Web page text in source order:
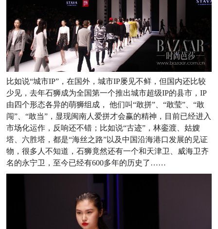
比如说“城市IP”，在国外，城市IP屡见不鲜，但国内还比较
少见，去年石狮成为全国第一个推出城市超级IP的县市，IP
由四个形态各异的萌狮组成， 他们叫“敢拼”、“敢莹”、“敢
闯”、“敢当”，显现闽南人爱拼才会赢的精神，目前已经进入
市场化运作，反响还不错；比如说“古迹”，林銮渡、姑嫂
塔、六胜塔，都是“海丝之路”以及中国沿海港口发展的见证
物，很多人不知道，石狮竟然还有一个和天津卫、威海卫齐
名的永宁卫，至今已经有600多年的历史了……